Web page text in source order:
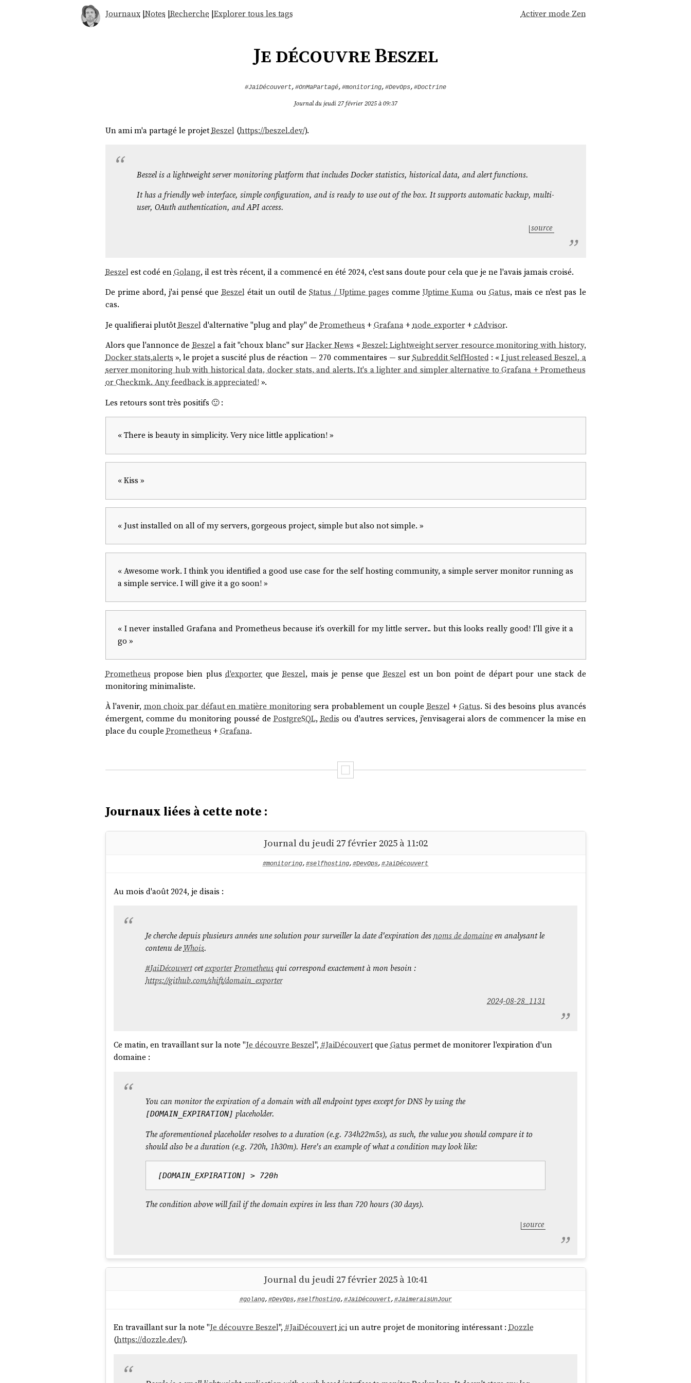
Journaux|Notes |Recherche |Explorer tous les tags Activer mode Zen
Je découvre Beszel
#JaiDécouvert, #OnMaPartagé, #monitoring, #DevOps, #Doctrine
Journal du jeudi 27 février 2025 à 09:37
Un ami m'a partagé le projetBeszel(https://beszel.dev/).
Beszel is a lightweight server monitoring platform that includes Docker statistics, historical data, and alert functions.
It has a friendly web interface, simple configuration, and is ready to use out of the box. It supports automatic backup, multi-
user, OAuth authentication, and API access.
source
Beszelest codé enGolang, il est très récent, il a commencé en été 2024, c'est sans doute pour cela que je ne l'avais jamais croisé.
De prime abord, j'ai pensé queBeszelétait un outil deStatus / Uptime pages commeUptime Kuma ouGatus, mais ce n'est pas le
cas.
Je qualifierai plutôtBeszeld'alternative "plug and play" de Prometheus +Grafana+node_exporter+cAdvisor.
Alors que l'annonce deBeszela fait "choux blanc" surHacker News «Beszel: Lightweight server resource monitoring with history,
Docker stats,alerts », le projet a suscité plus de réaction — 270 commentaires — surSubreddit SelfHosted: «I just released Beszel, a
server monitoring hub with historical data, docker stats, and alerts. It's a lighter and simpler alternative to Grafana + Prometheus
or Checkmk. Any feedback is appreciated!».
Les retours sont très positifs 🙂 :
« There is beauty in simplicity. Very nice little application! »
« Kiss »
« Just installed on all of my servers, gorgeous project, simple but also not simple. »
« Awesome work. I think you identified a good use case for the self hosting community, a simple server monitor running as
a simple service. I will give it a go soon! »
« I never installed Grafana and Prometheus because it’s overkill for my little server.. but this looks really good! I’ll give it a
go »
Prometheus propose bien plusd'exporter queBeszel, mais je pense que Beszelest un bon point de départ pour une stack de
monitoring minimaliste.
À l'avenir,mon choix par défaut en matière monitoringsera probablement un coupleBeszel+Gatus. Si des besoins plus avancés
émergent, comme du monitoring poussé dePostgreSQL,Redis ou d'autres services, j'envisagerai alors de commencer la mise en
place du couplePrometheus +Grafana.
Journaux liées à cette note :
Journal du jeudi 27 février 2025 à 11:02
#monitoring, #selfhosting, #DevOps, #JaiDécouvert
Au mois d'août 2024, je disais :
Je cherche depuis plusieurs années une solution pour surveiller la date d'expiration des noms de domaineen analysant le
contenu deWhois.
#JaiDécouvertcetexporterPrometheusqui correspond exactement à mon besoin :
https://github.com/shift/domain_exporter
2024-08-28_1131
Ce matin, en travaillant sur la note "Je découvre Beszel",#JaiDécouvertqueGatus permet de monitorer l'expiration d'un
domaine :
You can monitor the expiration of a domain with all endpoint types except for DNS by using the
[DOMAIN_EXPIRATION] placeholder.
The aforementioned placeholder resolves to a duration (e.g. 734h22m5s), as such, the value you should compare it to
should also be a duration (e.g. 720h, 1h30m). Here's an example of what a condition may look like:
The condition above will fail if the domain expires in less than 720 hours (30 days).
source
Journal du jeudi 27 février 2025 à 10:41
#golang,#DevOps, #selfhosting,#JaiDécouvert, #JaimeraisUnJour
En travaillant sur la note "Je découvre Beszel", #JaiDécouvert iciun autre projet de monitoring intéressant : Dozzle
(https://dozzle.dev/).